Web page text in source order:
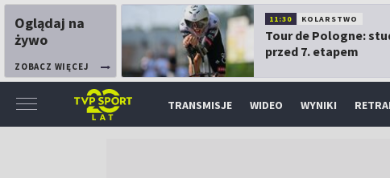
Oglądaj na
żywo
ZOBACZ WIĘCEJ
11:30 KOLARSTWO
Tour de Pologne:
przed 7. etapem
TRANSMISJE WIDEO WYNIKI